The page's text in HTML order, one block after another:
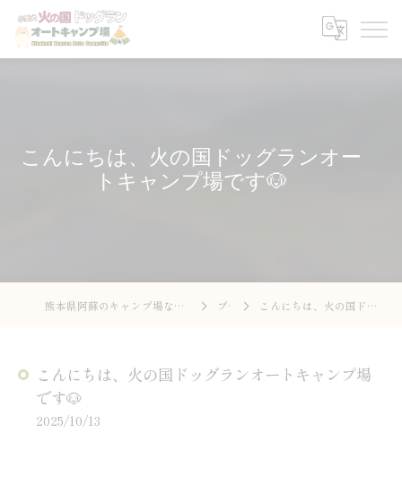
こんにちは、火の国ドッグランオー
トキャンプ場です🐶
熊本県阿蘇のキャンプ場なら火の国ドッグラン オートキャンプ場 ブログ こんにちは、火の国ドッグランオートキャンプ場です🐶
こんにちは、火の国ドッグランオートキャンプ場
です🐶
2025/10/13